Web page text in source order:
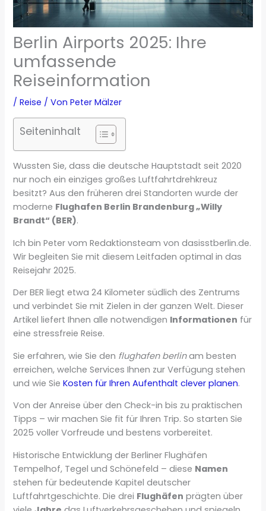
Berlin Airports 2025: Ihre
umfassende
Reiseinformation
/Reise / VonPeter Mälzer
Seiteninhalt
Wussten Sie, dass die deutsche Hauptstadt seit 2020
nur noch ein einziges großes Luftfahrtdrehkreuz
besitzt? Aus den früheren drei Standorten wurde der
moderne Flughafen Berlin Brandenburg „Willy
Brandt“ (BER).
Ich bin Peter vom Redaktionsteam von dasisstberlin.de.
Wir begleiten Sie mit diesem Leitfaden optimal in das
Reisejahr 2025.
Der BER liegt etwa 24 Kilometer südlich des Zentrums
und verbindet Sie mit Zielen in der ganzen Welt. Dieser
Artikel liefert Ihnen alle notwendigen Informationen für
eine stressfreie Reise.
Sie erfahren, wie Sie den flughafen berlinam besten
erreichen, welche Services Ihnen zur Verfügung stehen
und wie SieKosten für Ihren Aufenthalt clever planen.
Von der Anreise über den Check-in bis zu praktischen
Tipps – wir machen Sie fit für Ihren Trip. So starten Sie
2025 voller Vorfreude und bestens vorbereitet.
Historische Entwicklung der Berliner Flughäfen
Tempelhof, Tegel und Schönefeld – diese Namen
stehen für bedeutende Kapitel deutscher
Luftfahrtgeschichte. Die drei Flughäfen prägten über